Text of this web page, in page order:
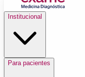
Institucional
Para pacientes